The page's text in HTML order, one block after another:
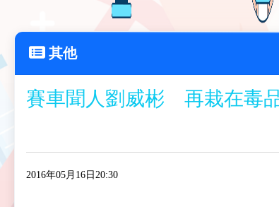
其他
賽車聞人劉威彬 再栽在毒
2016年05月16日20:30